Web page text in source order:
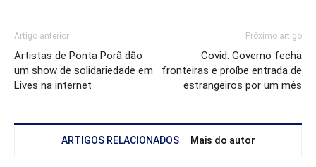
Artigo anterior
Artistas de Ponta Porã dão
um show de solidariedade em
Lives na internet
Próximo artigo
Covid: Governo fecha
fronteiras e proíbe entrada de
estrangeiros por um mês
ARTIGOS RELACIONADOS Mais do autor